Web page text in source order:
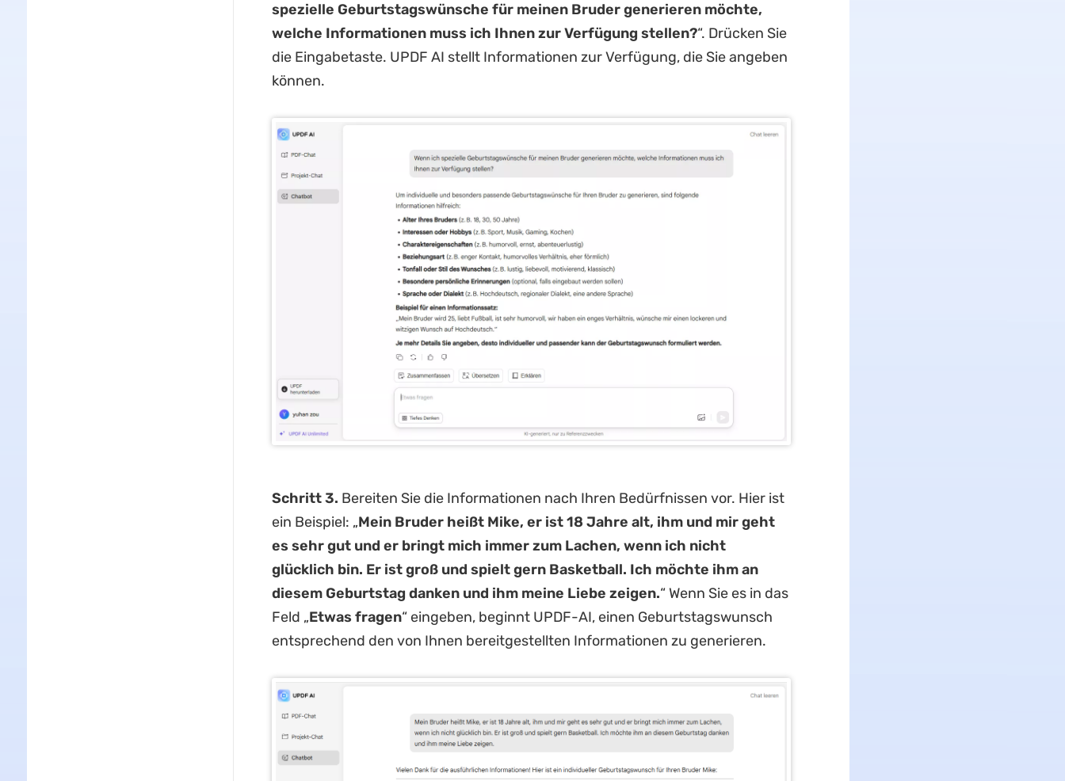
spezielle Geburtstagswünsche für meinen Bruder generieren möchte,
welche Informationen muss ich Ihnen zur Verfügung stellen?“. Drücken Sie
die Eingabetaste. UPDF AI stellt Informationen zur Verfügung, die Sie angeben
können.
Schritt 3. Bereiten Sie die Informationen nach Ihren Bedürfnissen vor. Hier ist
ein Beispiel: „Mein Bruder heißt Mike, er ist 18 Jahre alt, ihm und mir geht
es sehr gut und er bringt mich immer zum Lachen, wenn ich nicht
glücklich bin. Er ist groß und spielt gern Basketball. Ich möchte ihm an
diesem Geburtstag danken und ihm meine Liebe zeigen.“ Wenn Sie es in das
Feld „Etwas fragen“ eingeben, beginnt UPDF-AI, einen Geburtstagswunsch
entsprechend den von Ihnen bereitgestellten Informationen zu generieren.